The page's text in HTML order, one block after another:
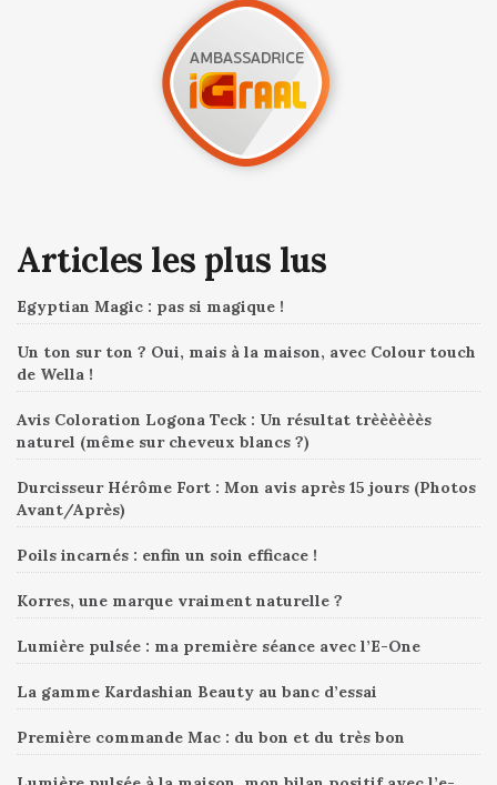
Articles les plus lus
Egyptian Magic : pas si magique !
Un ton sur ton ? Oui, mais à la maison, avec Colour touch
de Wella !
Avis Coloration Logona Teck : Un résultat trèèèèèès
naturel (même sur cheveux blancs ?)
Durcisseur Hérôme Fort : Mon avis après 15 jours (Photos
Avant/Après)
Poils incarnés : enfin un soin efficace !
Korres, une marque vraiment naturelle ?
Lumière pulsée : ma première séance avec l’E-One
La gamme Kardashian Beauty au banc d’essai
Première commande Mac : du bon et du très bon